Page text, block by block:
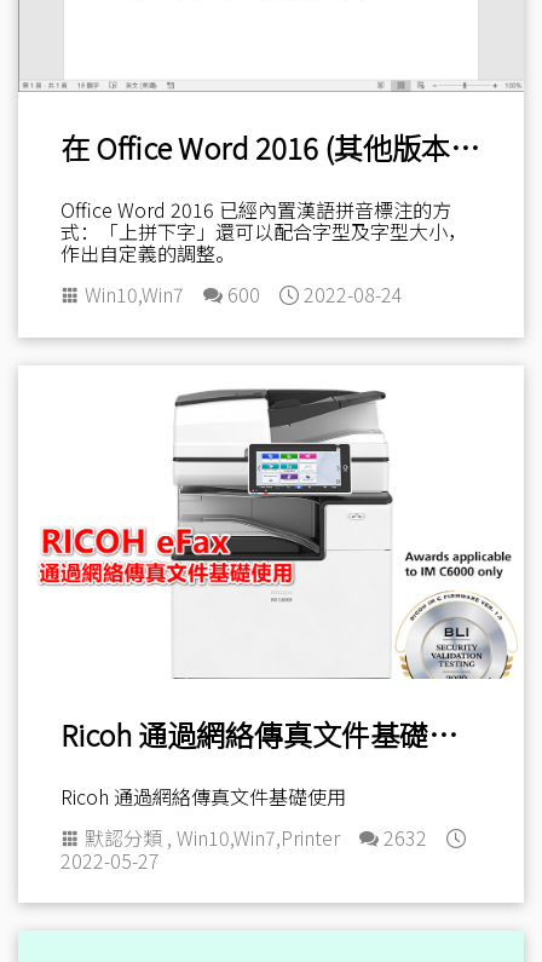
在 Office Word 2016 (其他版本適用) 標註中文拼音
Office Word 2016 已經內置漢語拼音標注的方
式：「上拼下字」還可以配合字型及字型大小，
作出自定義的調整。
Win10,Win7 600 2022-08-24
Ricoh 通過網絡傳真文件基礎使用
Ricoh 通過網絡傳真文件基礎使用
默認分類 , Win10,Win7,Printer 2632
2022-05-27